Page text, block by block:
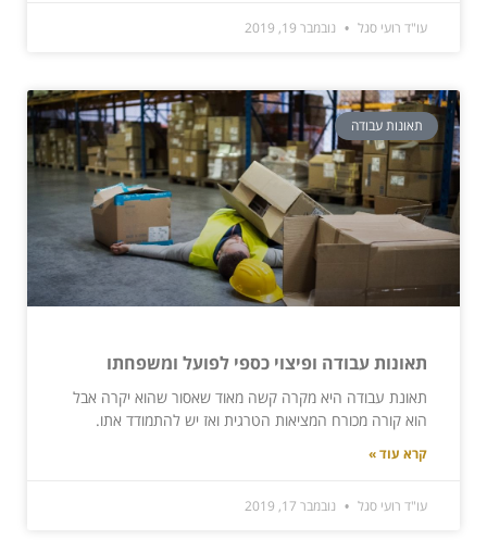
עו"ד רועי סגל נובמבר 19, 2019
תאונות עבודה
תאונות עבודה ופיצוי כספי לפועל ומשפחתו
תאונת עבודה היא מקרה קשה מאוד שאסור שהוא יקרה אבל
הוא קורה מכורח המציאות הטרגית ואז יש להתמודד אתו.
קרא עוד »
עו"ד רועי סגל נובמבר 17, 2019